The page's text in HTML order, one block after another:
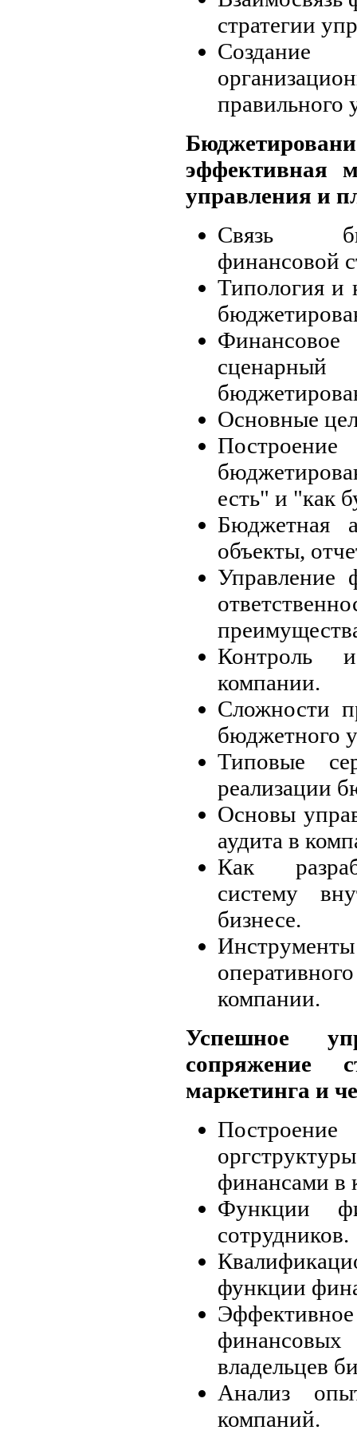
стратегии
правильного
эффективная
управления и
Связь
финансовой
Типология и
Основные
есть" и "как
Бюджетная
объекты,
Управление
Контроль
компании.
Сложности
бюджетного
Типовые
реализации
Основы
аудита в
Как
систему
бизнесе.
компании.
Успешное
сопряжение
маркетинга и
финансами в
Функции
сотрудников.
функции
владельцев
Анализ
компаний.